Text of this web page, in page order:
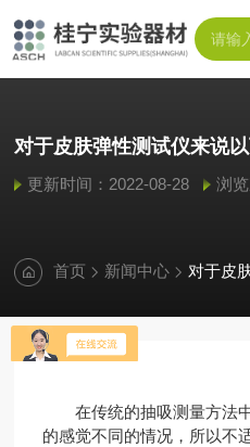
对于皮肤弹性测试仪来说
更新时间：2022-08-28 浏
首页 新闻中心 对于皮肤
在传统的抽吸测量方法中
的感觉不同的情况，所以不